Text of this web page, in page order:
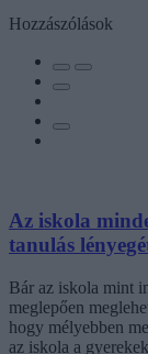
Hozzászólások
Az iskola
tanulás
Bár az iskola mint
meglepően
hogy mélyebben
az iskola a